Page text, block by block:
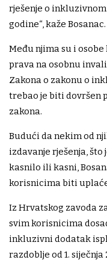
rješenje o
godine“, kaže Bosanac.
Među njima su i
prava na osobnu
Zakona o zakonu o
trebao je biti dovršen
zakona.
Budući da nekim od
izdavanje rješenja,
kasnilo ili kasni,
korisnicima biti
Iz Hrvatskog zavoda
svim korisnicima
inkluzivni dodatak
razdoblje od 1.